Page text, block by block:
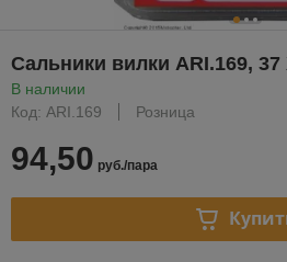
Сальники вилки ARI.169, 37
В наличии
Код: ARI.169
Розница
94,50 руб./пара